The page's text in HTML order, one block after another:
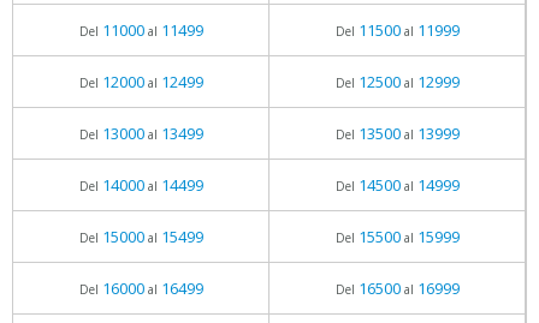
Del 11000al 11499 Del 11500al 11999
Del 12000al 12499 Del 12500al 12999
Del 13000al 13499 Del 13500al 13999
Del 14000al 14499 Del 14500al 14999
Del 15000al 15499 Del 15500al 15999
Del 16000al 16499 Del 16500al 16999